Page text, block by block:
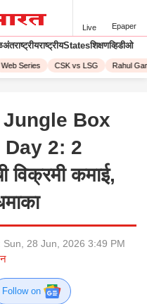
Live Epaper
अंतराष्ट्रीयराष्ट्रीयStatesशिक्षणव्हिडीओ
Series CSK vs LSG Rahul
Jungle Box
2: 2
विक्रमी कमाई,
Sun, 28 Jun, 2026 3:49 PM
Follow on